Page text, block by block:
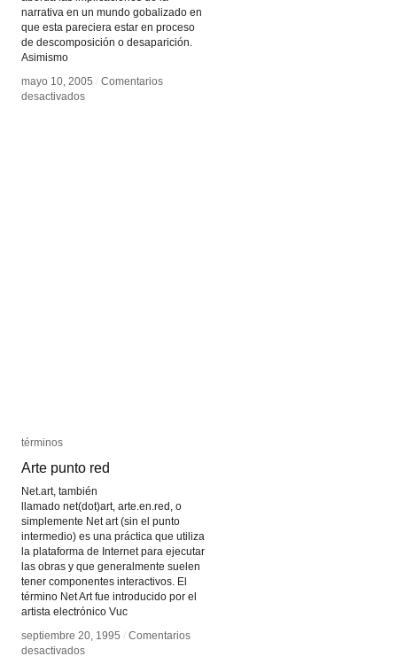
narrativa en un mundo gobalizado en
que esta pareciera estar en proceso
de descomposición o desaparición.
Asimismo
mayo 10, 2005 / Comentarios
desactivadosen
mayo 10, 2005 / Comentarios
desactivadosen
términos
Arte punto red
Net.art, también
llamado net(dot)art, arte.en.red, o
simplemente Net art (sin el punto
intermedio) es una práctica que utiliza
la plataforma de Internet para ejecutar
las obras y que generalmente suelen
tener componentes interactivos. El
término Net Art fue introducido por el
artista electrónico Vuc
septiembre 20, 1995 / Comentarios
desactivadosen
términos
Arte punto red
septiembre 20, 1995 / Comentarios
desactivadosen